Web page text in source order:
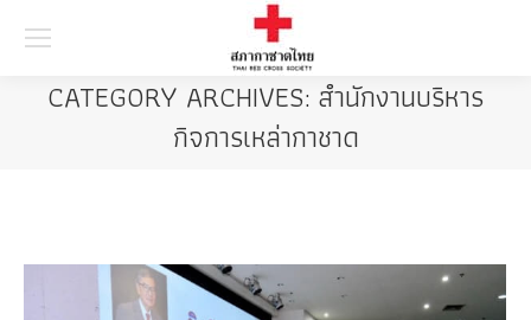
CATEGORY ARCHIVES: สำนักงานบริหาร
กิจการเหล่ากาชาด